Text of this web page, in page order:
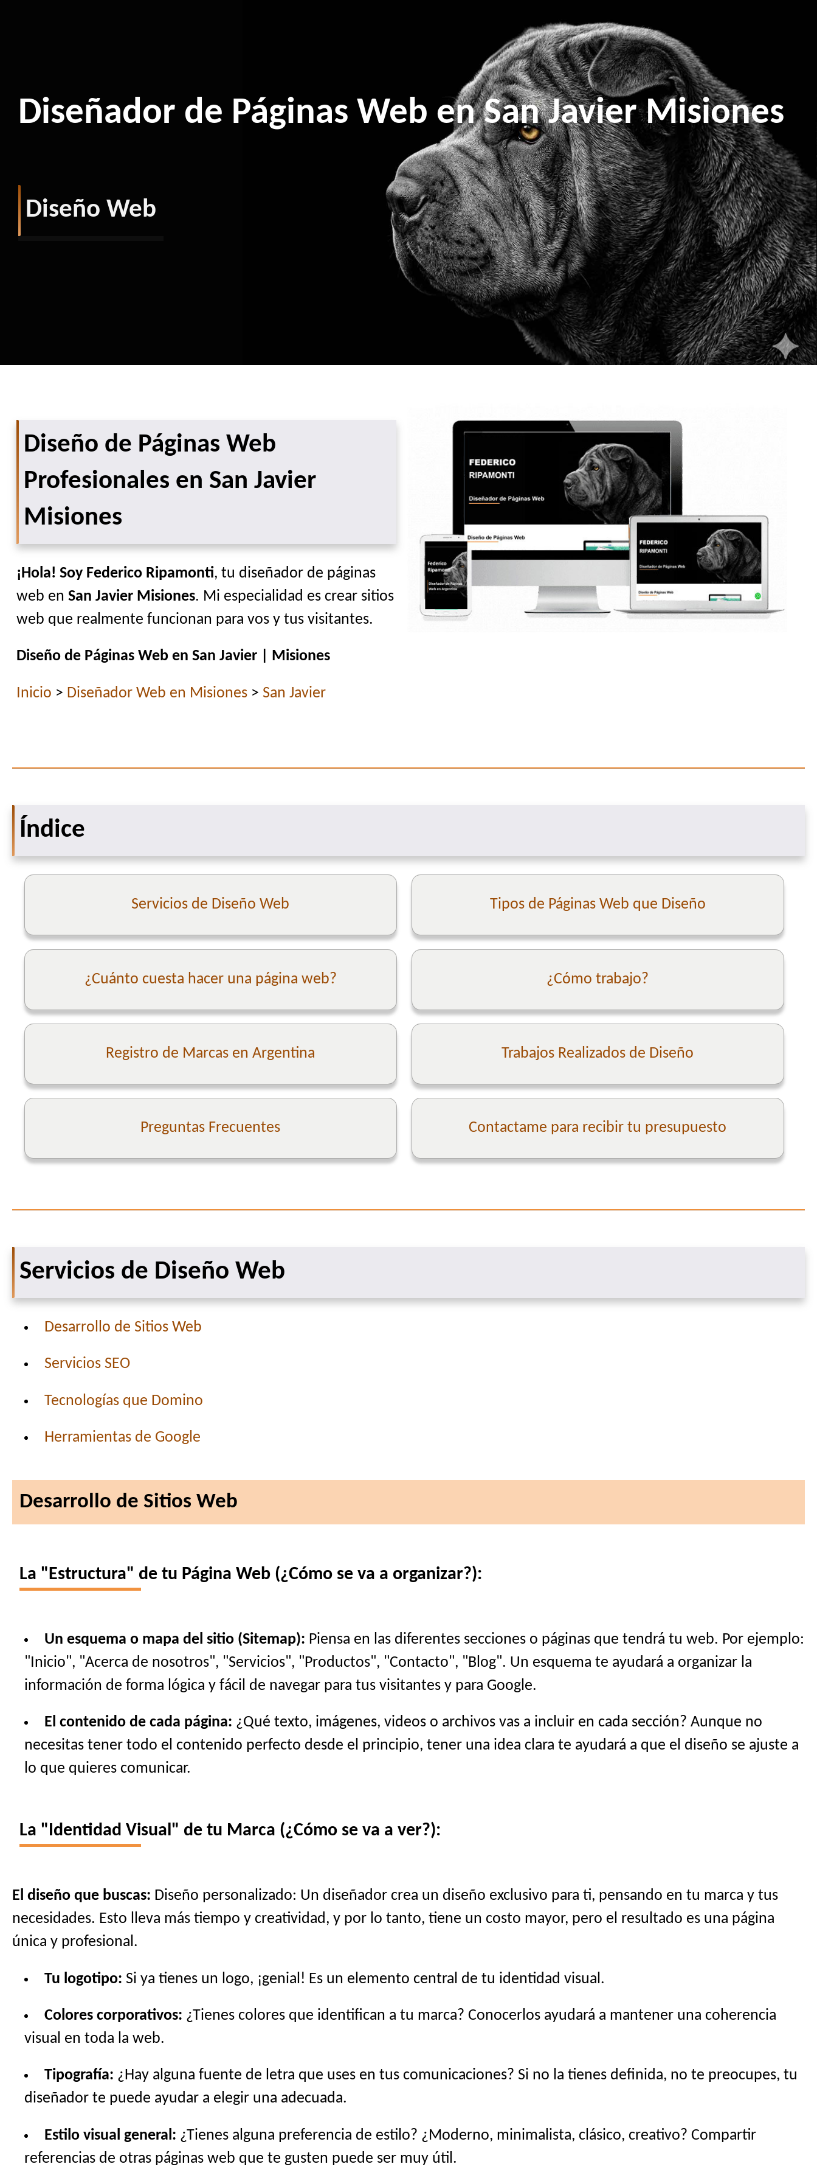
Diseñador de Páginas Web en San Javier Misiones
Diseño Web
Diseño de Páginas Web
Profesionales en San Javier
Misiones
¡Hola! Soy Federico Ripamonti, tu diseñador de páginas
web en San Javier Misiones. Mi especialidad es crear sitios
web que realmente funcionan para vos y tus visitantes.
Diseño de Páginas Web en San Javier | Misiones
Inicio > Diseñador Web en Misiones> San Javier
Índice
Servicios de Diseño Web Tipos de Páginas Web que Diseño
¿Cuánto cuesta hacer una página web? ¿Cómo trabajo?
Registro de Marcas en Argentina Trabajos Realizados de Diseño
Preguntas Frecuentes Contactame para recibir tu presupuesto
Servicios de Diseño Web
Desarrollo de Sitios Web
Servicios SEO
Tecnologías que Domino
Herramientas de Google
Desarrollo de Sitios Web
La "Estructura" de tu Página Web (¿Cómo se va a organizar?):
Un esquema o mapa del sitio (Sitemap): Piensa en las diferentes secciones o páginas que tendrá tu web. Por ejemplo:
"Inicio", "Acerca de nosotros", "Servicios", "Productos", "Contacto", "Blog". Un esquema te ayudará a organizar la
información de forma lógica y fácil de navegar para tus visitantes y para Google.
El contenido de cada página: ¿Qué texto, imágenes, videos o archivos vas a incluir en cada sección? Aunque no
necesitas tener todo el contenido perfecto desde el principio, tener una idea clara te ayudará a que el diseño se ajuste a
lo que quieres comunicar.
La "Identidad Visual" de tu Marca (¿Cómo se va a ver?):
El diseño que buscas: Diseño personalizado: Un diseñador crea un diseño exclusivo para ti, pensando en tu marca y tus
necesidades. Esto lleva más tiempo y creatividad, y por lo tanto, tiene un costo mayor, pero el resultado es una página
única y profesional.
Tu logotipo: Si ya tienes un logo, ¡genial! Es un elemento central de tu identidad visual.
Colores corporativos: ¿Tienes colores que identifican a tu marca? Conocerlos ayudará a mantener una coherencia
visual en toda la web.
Tipografía: ¿Hay alguna fuente de letra que uses en tus comunicaciones? Si no la tienes definida, no te preocupes, tu
diseñador te puede ayudar a elegir una adecuada.
Estilo visual general: ¿Tienes alguna preferencia de estilo? ¿Moderno, minimalista, clásico, creativo? Compartir
referencias de otras páginas web que te gusten puede ser muy útil.